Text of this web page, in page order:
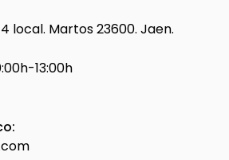
local. Martos 23600. Jaen.
13:00h